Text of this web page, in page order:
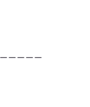
ーーーー